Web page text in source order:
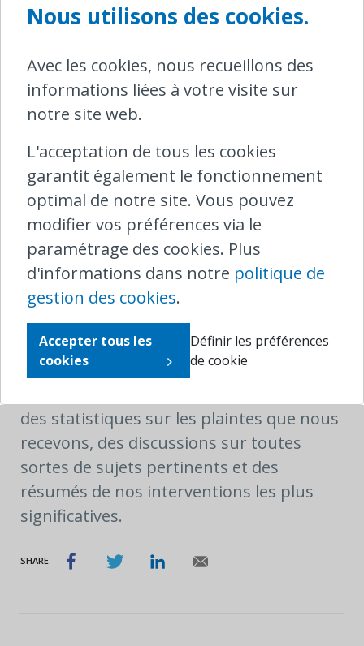
site internet (www.ombudsrail.be) ou
Albert II, 8 boîte 5, 1000 Bruxelles). Notre
numéro de téléphone est le 0800 25 095
Besoin de notre médiation ?
Envoyez-nous toutes les informations sur
votre plainte. Ensuite, nous ferons le
reste et vous tiendrons au courant.
Vous voulez en savoir plus ?
Nos rapports annuels sont disponibles
des statistiques sur les plaintes que nous
recevons, des discussions sur toutes
sortes de sujets pertinents et des
résumés de nos interventions les plus
significatives.
SHARE
Nous utilisons des cookies.
Avec les cookies, nous recueillons des
informations liées à votre visite sur
notre site web.
L'acceptation de tous les cookies
garantit également le fonctionnement
optimal de notre site. Vous pouvez
modifier vos préférences via le
paramétrage des cookies. Plus
d'informations dans notre politique de
gestion des cookies.
Accepter tous les
cookies
Définir les préférences
de cookie